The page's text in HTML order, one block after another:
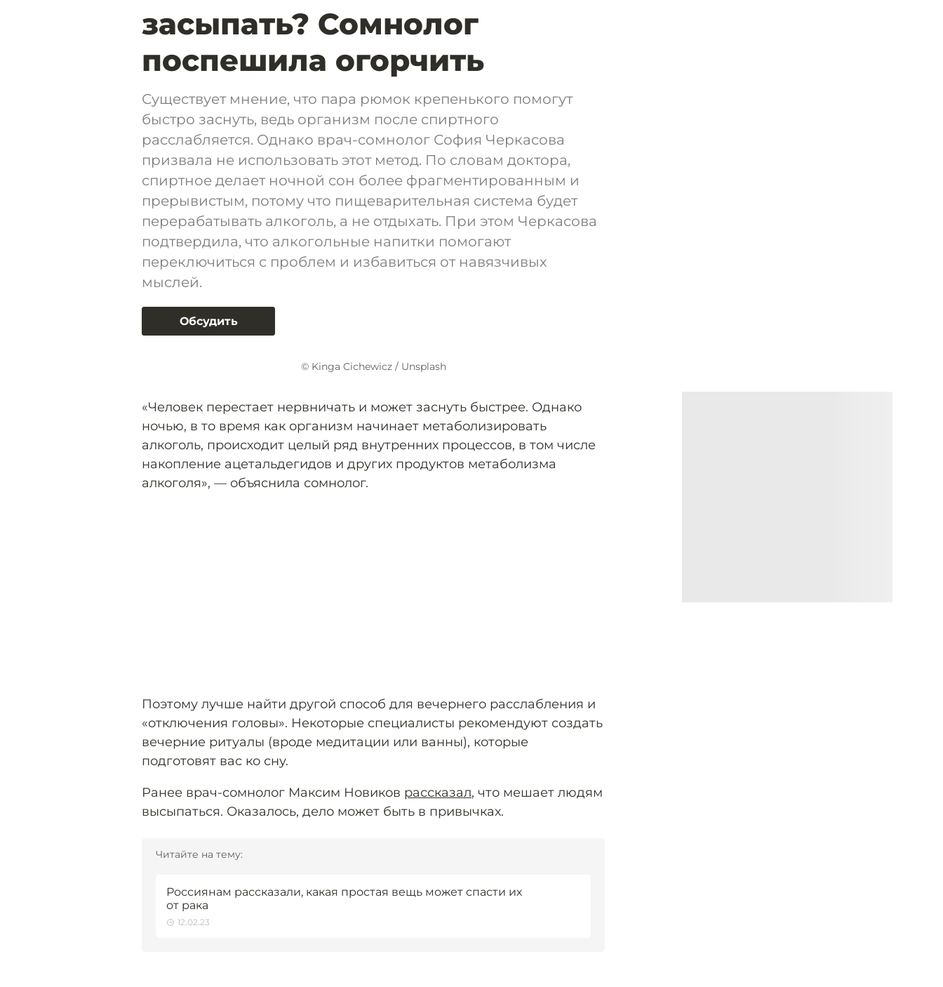
засыпать? Сомнолог
поспешила огорчить
Существует мнение, что пара рюмок крепенького помогут
быстро заснуть, ведь организм после спиртного
расслабляется. Однако врач-сомнолог София Черкасова
призвала не использовать этот метод. По словам доктора,
спиртное делает ночной сон более фрагментированным и
прерывистым, потому что пищеварительная система будет
перерабатывать алкоголь, а не отдыхать. При этом Черкасова
подтвердила, что алкогольные напитки помогают
переключиться с проблем и избавиться от навязчивых
мыслей.
Обсудить
© Kinga Cichewicz / Unsplash
«Человек перестает нервничать и может заснуть быстрее. Однако
ночью, в то время как организм начинает метаболизировать
алкоголь, происходит целый ряд внутренних процессов, в том числе
накопление ацетальдегидов и других продуктов метаболизма
алкоголя», — объяснила сомнолог.
Поэтому лучше найти другой способ для вечернего расслабления и
«отключения головы». Некоторые специалисты рекомендуют создать
вечерние ритуалы (вроде медитации или ванны), которые
подготовят вас ко сну.
Ранее врач-сомнолог Максим Новиков рассказал, что мешает людям
высыпаться. Оказалось, дело может быть в привычках.
Читайте на тему:
Россиянам рассказали, какая простая вещь может спасти их
от рака
12.02.23